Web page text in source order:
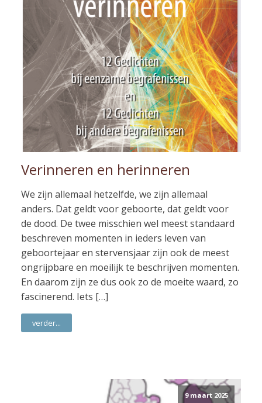
Verinneren en herinneren
We zijn allemaal hetzelfde, we zijn allemaal
anders. Dat geldt voor geboorte, dat geldt voor
de dood. De twee misschien wel meest standaard
beschreven momenten in ieders leven van
geboortejaar en stervensjaar zijn ook de meest
ongrijpbare en moeilijk te beschrijven momenten.
En daarom zijn ze dus ook zo de moeite waard, zo
fascinerend. Iets […]
verder...
9 maart 2025